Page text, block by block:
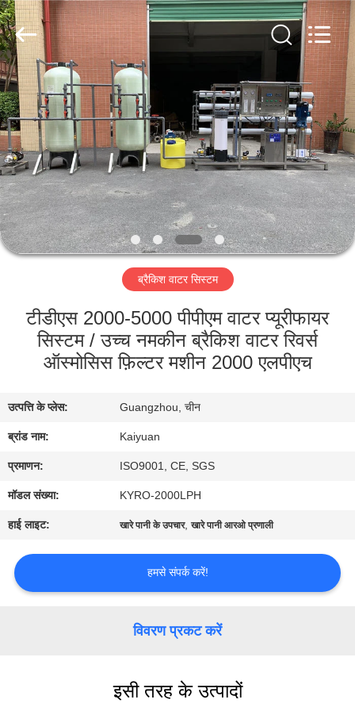
घर
उत्पादों
हमारे
बारे
में
भ्रमण
गुणवत्ता
नियंत्रण
संपर्क
करें
एक
उद्धरण
का
COMPANY
Kai
Yuan
Water
Treatment
Equipment
Co.,
Ltd..
All
Rights
Reserved.
ब्रैकिश वाटर सिस्टम
टीडीएस 2000-5000 पीपीएम वाटर प्यूरीफायर
सिस्टम / उच्च नमकीन ब्रैकिश वाटर रिवर्स
ऑस्मोसिस फ़िल्टर मशीन 2000 एलपीएच
उत्पत्ति के प्लेस: Guangzhou, चीन
ब्रांड नाम: Kaiyuan
प्रमाणन: ISO9001, CE, SGS
मॉडल संख्या: KYRO-2000LPH
हाई लाइट: खारे पानी के उपचार,खारे पानी आरओ प्रणाली
हमसे संपर्क करें!
विवरण प्रकट करें
इसी तरह के उत्पादों